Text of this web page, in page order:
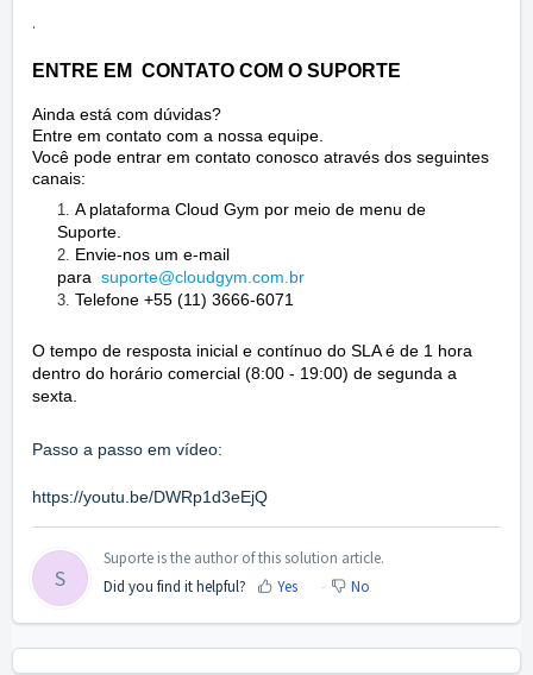
.
ENTRE EM CONTATO COM O SUPORTE
Ainda está com dúvidas?
Entre em contato com a nossa equipe.
Você pode entrar em contato conosco através dos seguintes
canais:
A plataforma Cloud Gym por meio de menu de
Suporte.
Envie-nos um e-mail
para suporte@cloudgym.com .br
Telefone +55 (11) 3666-6071
O tempo de resposta inicial e contínuo do SLA é de 1 hora
dentro do horário comercial (8:00 - 19:00) de segunda a
sexta.
Passo a passo em vídeo:
https://youtu.be/DWRp1d3eEjQ
S
Suporte is the author of this solution article.
Did you find it helpful?
Yes No